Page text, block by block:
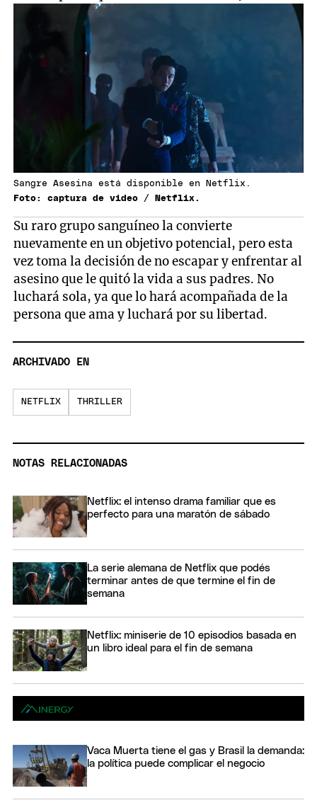
Sangre Asesina está disponible en Netflix.
Foto: captura de video / Netflix.
Su raro grupo sanguíneo la convierte
nuevamente en un objetivo potencial, pero esta
vez toma la decisión de no escapar y enfrentar al
asesino que le quitó la vida a sus padres. No
luchará sola, ya que lo hará acompañada de la
persona que ama y luchará por su libertad.
ARCHIVADO EN
NETFLIX THRILLER
NOTAS RELACIONADAS
Netflix: el intenso drama familiar que es
perfecto para una maratón de sábado
La serie alemana de Netflix que podés
terminar antes de que termine el fin de
semana
Netflix: miniserie de 10 episodios basada en
un libro ideal para el fin de semana
Vaca Muerta tiene el gas y Brasil la demanda:
la política puede complicar el negocio